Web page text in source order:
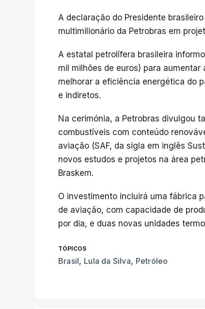
A declaração do Presidente
multimilionário da Petrobras em
A estatal petrolífera brasileira
mil milhões de euros) para
melhorar a eficiência energética do
e indiretos.
Na cerimónia, a Petrobras divulgou
combustíveis com conteúdo
aviação (SAF, da sigla em inglês
novos estudos e projetos na área
Braskem.
O investimento incluirá uma fábrica
de aviação, com capacidade de
por dia, e duas novas unidades
TÓPICOS
Brasil, Lula da Silva, Petróleo